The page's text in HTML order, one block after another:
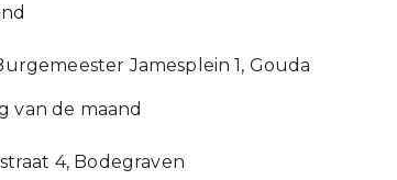
Jamesplein 1, Gouda
van de maand
4, Bodegraven